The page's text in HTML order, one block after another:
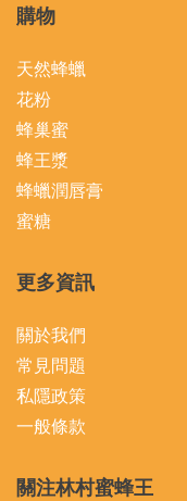
購物
天然蜂蠟
花粉
蜂巢蜜
蜂王漿
蜂蠟潤唇膏
蜜糖
更多資訊
關於我們
常見問題
私隱政策
一般條款
關注林村蜜蜂王